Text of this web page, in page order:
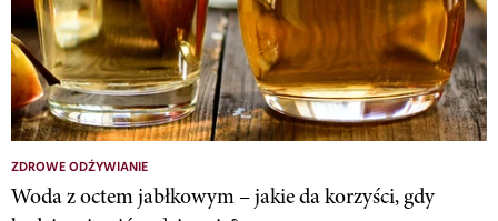
ZDROWE ODŻYWIANIE
Woda z octem jabłkowym – jakie da korzyści, gdy